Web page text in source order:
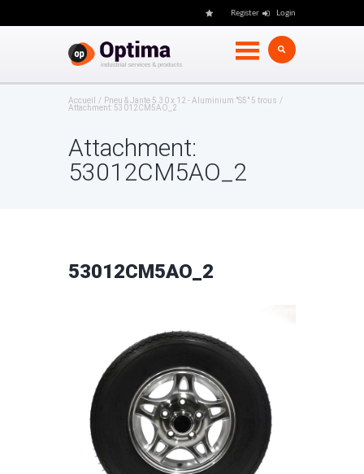
Register Login
Accueil
Pneu & Jante 5.30 x 12 - Aluminium "S5" 5 trous
Attachment: 53012CM5AO_2
Attachment:
53012CM5AO_2
53012CM5AO_2